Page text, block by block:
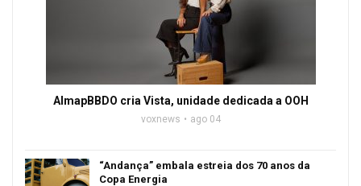
AlmapBBDO cria Vista, unidade dedicada a OOH
voxnews ago 04
“Andança” embala estreia dos 70 anos da
Copa Energia